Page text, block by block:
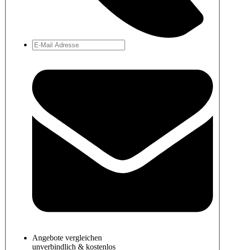
Angebote vergleichen
unverbindlich & kostenlos